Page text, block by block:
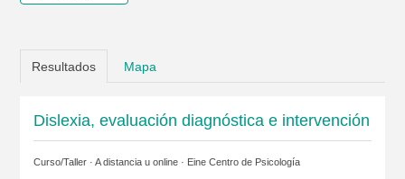
Resultados Mapa
Dislexia, evaluación diagnóstica e intervención
Curso/Taller · A distancia u online · Eine Centro de Psicología